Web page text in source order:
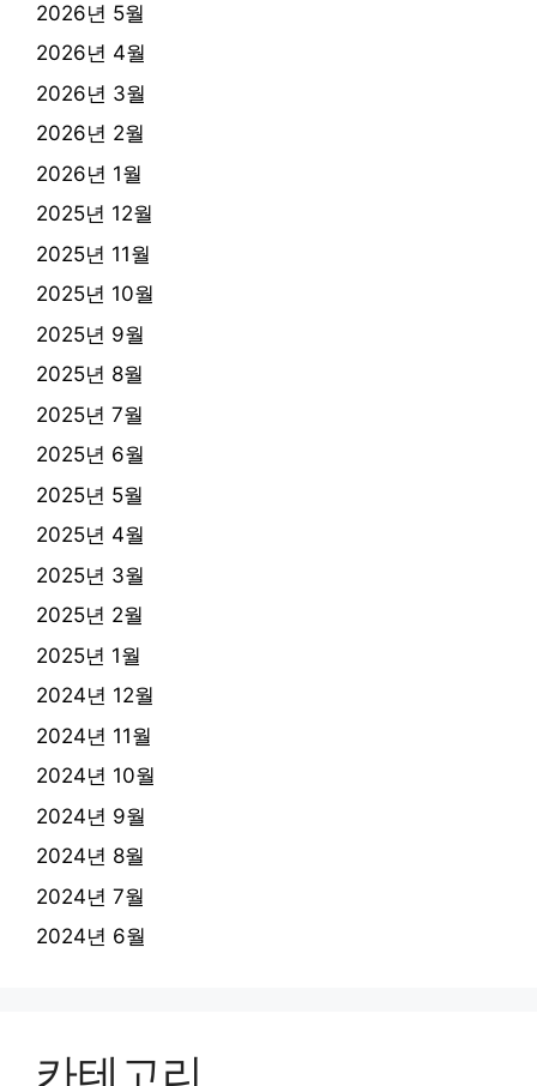
2026년 5월
2026년 4월
2026년 3월
2026년 2월
2026년 1월
2025년 12월
2025년 11월
2025년 10월
2025년 9월
2025년 8월
2025년 7월
2025년 6월
2025년 5월
2025년 4월
2025년 3월
2025년 2월
2025년 1월
2024년 12월
2024년 11월
2024년 10월
2024년 9월
2024년 8월
2024년 7월
2024년 6월
카테고리